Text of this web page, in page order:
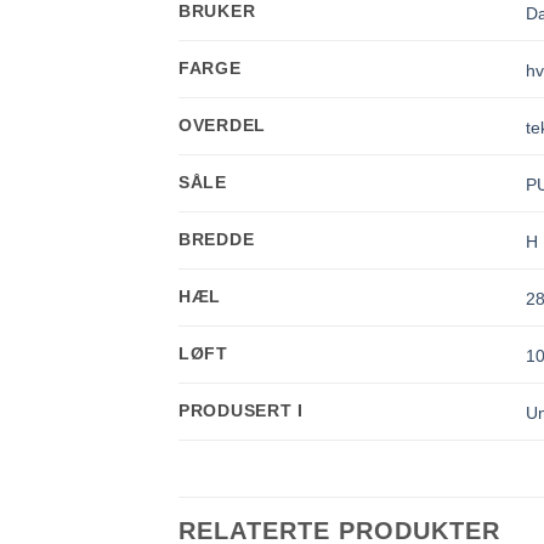
BRUKER
FARGE
OVERDEL
SÅLE
BREDDE H
HÆL 28
LØFT 10
PRODUSERT I
RELATERTE PRODUKTER